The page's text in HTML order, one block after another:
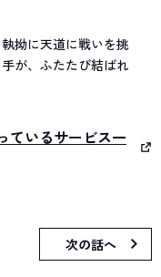
拗に天道に戦いを挑
が、ふたたび結ばれ
ているサービス一
次の話へ